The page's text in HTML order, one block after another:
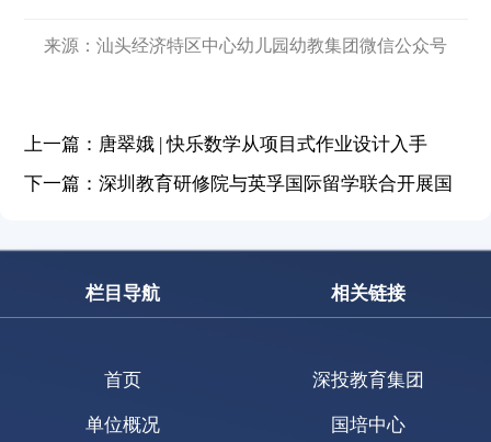
在名粿屋，孩子们对食物的制作步骤十
分清晰，我作为游客参与其中时感受到了孩
无不体现着孩子们的优良品质。
深圳市第二幼儿园教师代表：
走进汕特中心幼儿园，迎面感受到了雅
来源：汕头经济特区中心幼儿园幼教集团微信公众号
上一篇：唐翠娥 | 快乐数学从项目式作业设计入手
下一篇：深圳教育研修院与英孚国际留学联合开展国
栏目导航
首页
单位概况
相关链接
深投教育集团
国培中心